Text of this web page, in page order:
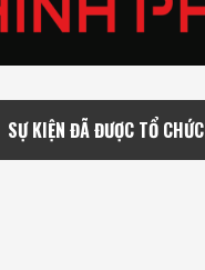
SỰ KIỆN ĐÃ ĐƯỢC TỔ CHỨC